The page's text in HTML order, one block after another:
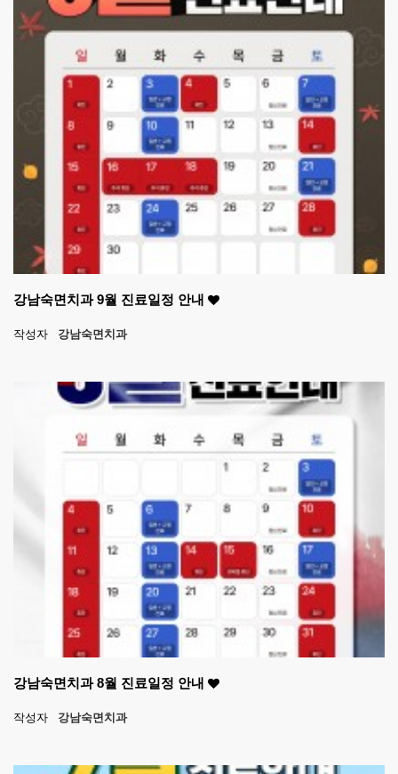
강남숙면치과 9월 진료일정 안내
작성자 강남숙면치과
강남숙면치과 8월 진료일정 안내
작성자 강남숙면치과